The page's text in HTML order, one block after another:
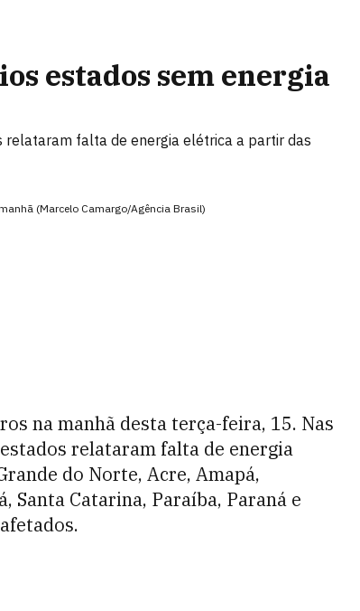
estados sem energia
relataram falta de energia elétrica a partir das
(Marcelo Camargo/Agência Brasil)
na manhã desta terça-feira, 15. Nas
relataram falta de energia
do Norte, Acre, Amapá,
Santa Catarina, Paraíba, Paraná e